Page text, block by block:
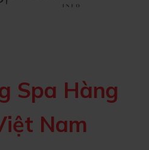
Spa Hàng
Nam